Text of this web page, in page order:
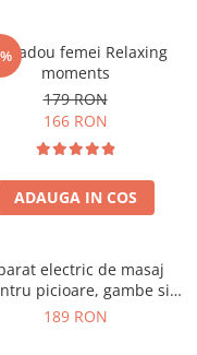
cadou femei Relaxing
moments
179 RON
166 RON
ADAUGA IN COS
electric de masaj
picioare, gambe si
brate
189 RON